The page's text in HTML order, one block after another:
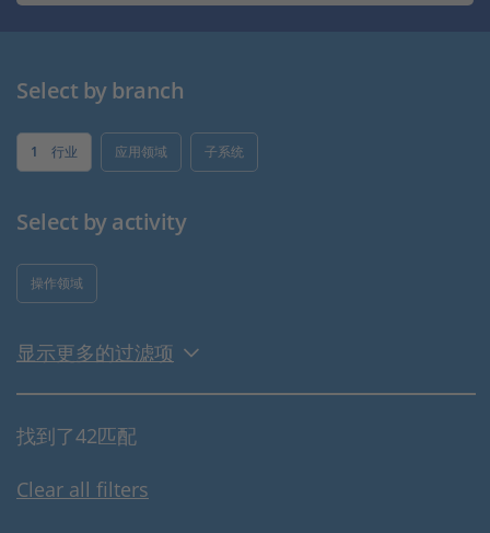
人才招聘
Select by branch
1 行业 应用领域 子系统
Select by activity
操作领域
显示更多的过滤项
找到了42匹配
Clear all filters